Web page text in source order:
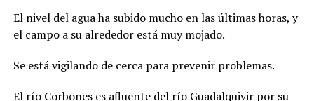
El nivel del agua ha subido mucho en las últimas horas, y
el campo a su alrededor está muy mojado.
Se está vigilando de cerca para prevenir problemas.
El río Corbones es afluente del río Guadalquivir por su